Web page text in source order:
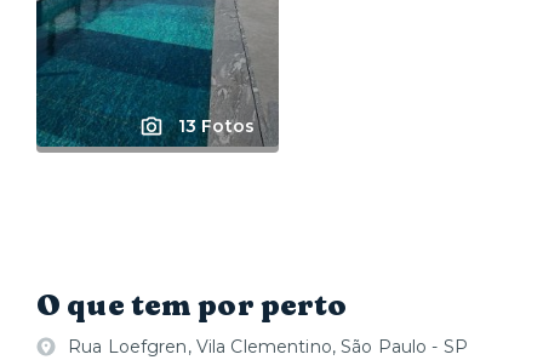
13 Fotos
O que tem por perto
Rua Loefgren, Vila Clementino, São Paulo - SP